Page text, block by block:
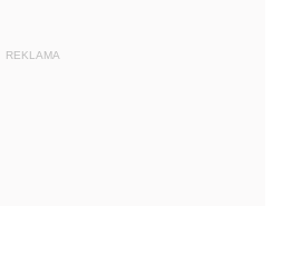
REKLAMA